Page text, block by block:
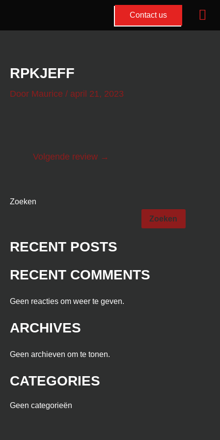
inhoud
Contact us
RPKJEFF
Door Maurice / april 21, 2023
Volgende review →
Zoeken
Zoeken
RECENT POSTS
RECENT COMMENTS
Geen reacties om weer te geven.
ARCHIVES
Geen archieven om te tonen.
CATEGORIES
Geen categorieën